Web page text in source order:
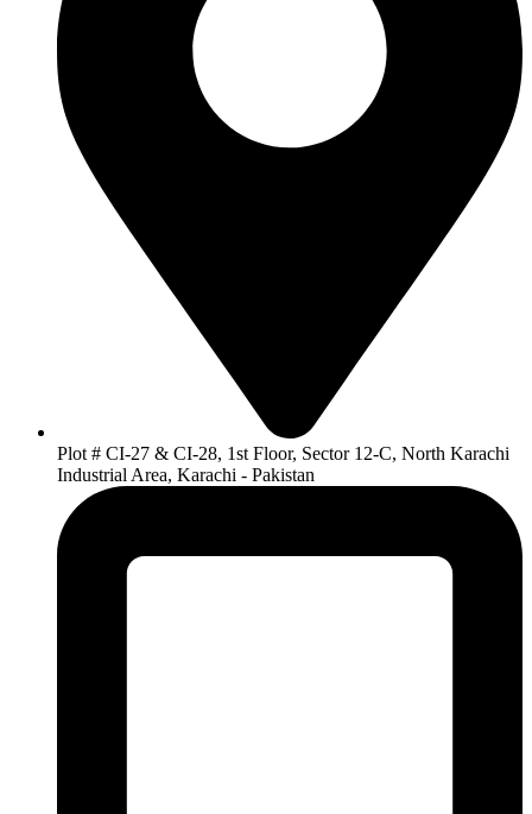
Plot # CI-27 & CI-28, 1st Floor, Sector 12-C, North Karachi
Industrial Area, Karachi - Pakistan